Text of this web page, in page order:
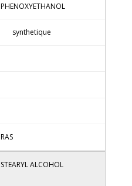
PHENOXYETHANOL
synthetique
RAS
STEARYL ALCOHOL